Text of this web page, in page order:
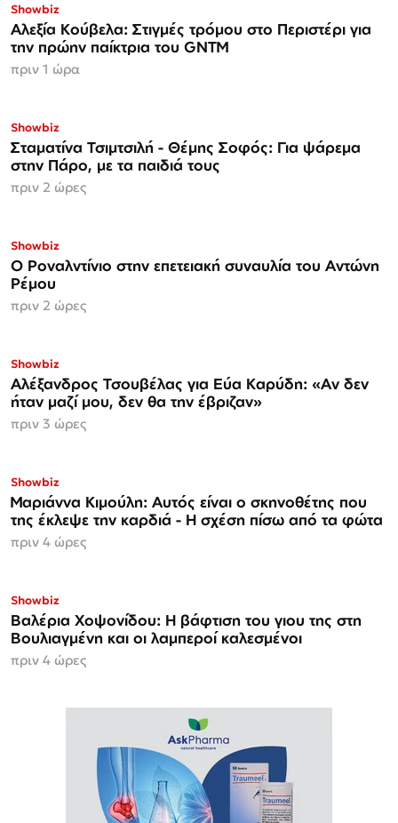
Showbiz
Αλεξία Κούβελα: Στιγμές τρόμου στο Περιστέρι για
την πρώην παίκτρια του GNTM
πριν 1 ώρα
Showbiz
Σταματίνα Τσιμτσιλή - Θέμης Σοφός: Για ψάρεμα
στην Πάρο, με τα παιδιά τους
πριν 2 ώρες
Showbiz
Ο Ροναλντίνιο στην επετειακή συναυλία του Αντώνη
Ρέμου
πριν 2 ώρες
Showbiz
Αλέξανδρος Τσουβέλας για Εύα Καρύδη: «Αν δεν
ήταν μαζί μου, δεν θα την έβριζαν»
πριν 3 ώρες
Showbiz
Μαριάννα Κιμούλη: Αυτός είναι ο σκηνοθέτης που
της έκλεψε την καρδιά - Η σχέση πίσω από τα φώτα
πριν 4 ώρες
Showbiz
Βαλέρια Χοψονίδου: Η βάφτιση του γιου της στη
Βουλιαγμένη και οι λαμπεροί καλεσμένοι
πριν 4 ώρες